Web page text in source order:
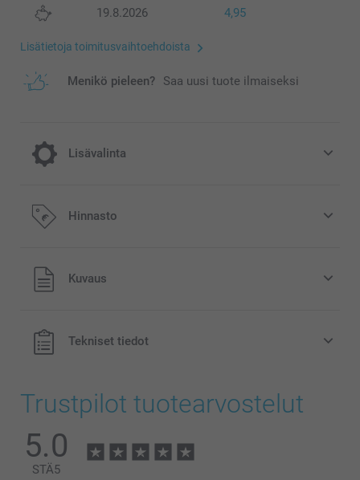
19.8.2026 4,95
Lisätietoja toimitusvaihtoehdoista
Menikö pieleen? Saa uusi tuote ilmaiseksi
Lisävalinta
Asennusjärjestelmä
Hinnasto
Kaikki hinnat ovat euroina, sisältävät arvonlisäveron ja
eivät sisällä postikuluja.
Kuvaus
Tekniset tiedot
Trustpilot tuotearvostelut
5.0
STÄ5